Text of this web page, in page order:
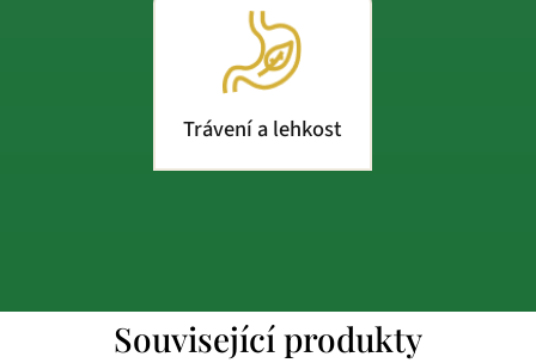
Trávení a lehkost
Související produkty